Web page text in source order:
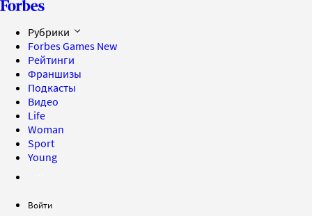
Рубрики
Forbes Games New
Рейтинги
Франшизы
Подкасты
Видео
Life
Woman
Sport
Young
Войти